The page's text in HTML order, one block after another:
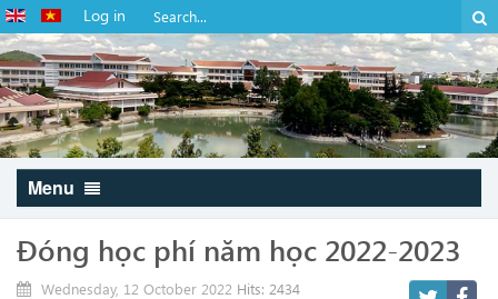
Log in
Menu
Đóng học phí năm học 2022-2023
Wednesday, 12 October 2022 Hits: 2434